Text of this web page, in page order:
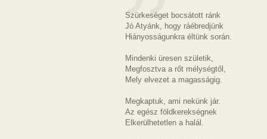
Szürkeséget bocsátott ránk
Jó Atyánk, hogy ráébredjünk
Hiányosságunkra éltünk során.
Mindenki üresen születik,
Megfosztva a rőt mélységtől,
Mely elvezet a magasságig.
Megkaptuk, ami nekünk jár.
Az egész földkerekségnek
Elkerülhetetlen a halál.